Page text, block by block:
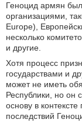
Геноцид армян
организациями,
Europe),
несколько
и другие.
Хотя процесс
государствами и
может не иметь
Республики, но он
основу в
последствий